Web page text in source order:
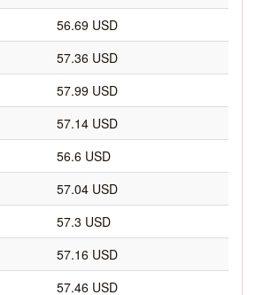
56.69 USD
57.36 USD
57.99 USD
57.14 USD
56.6 USD
57.04 USD
57.3 USD
57.16 USD
57.46 USD